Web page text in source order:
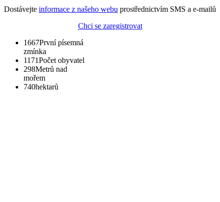
Dostávejte informace z našeho webu prostřednictvím SMS a e-mailů
Chci se zaregistrovat
1667První písemná
zmínka
1171Počet obyvatel
298Metrů nad
mořem
740hektarů